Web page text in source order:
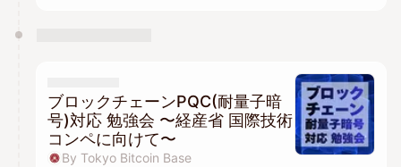
ブロックチェーンPQC(耐量子暗
号)対応 勉強会 〜経産省 国際技術
コンペに向けて〜
By Tokyo Bitcoin Base